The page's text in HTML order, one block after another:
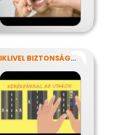
BICIKLIVEL BIZTONSÁGBAN